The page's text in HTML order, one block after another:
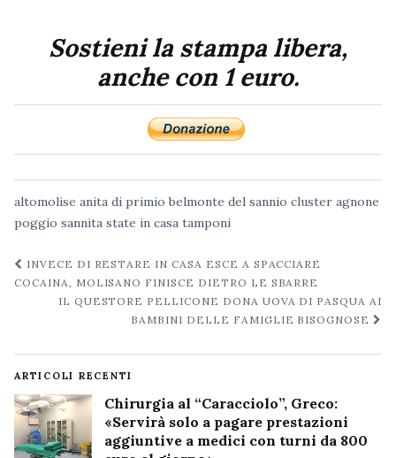
Sostieni la stampa libera,
anche con 1 euro.
altomolise anita di primio belmonte del sannio cluster agnone
poggio sannita state in casa tamponi
Navigazione
post
INVECE DI RESTARE IN CASA ESCE A SPACCIARE
COCAINA, MOLISANO FINISCE DIETRO LE SBARRE
IL QUESTORE PELLICONE DONA UOVA DI PASQUA AI
BAMBINI DELLE FAMIGLIE BISOGNOSE
ARTICOLI RECENTI
Chirurgia al “Caracciolo”, Greco:
«Servirà solo a pagare prestazioni
aggiuntive a medici con turni da 800